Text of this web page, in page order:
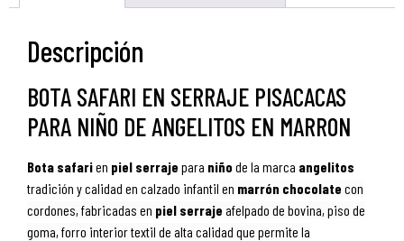
Descripción
BOTA SAFARI EN SERRAJE PISACACAS
PARA NIÑO DE ANGELITOS EN MARRON
Bota safarien piel serraje para niño de la marca angelitos
tradición y calidad en calzado infantil en marrón chocolate con
cordones, fabricadas en piel serraje afelpado de bovina, piso de
goma, forro interior textil de alta calidad que permite la